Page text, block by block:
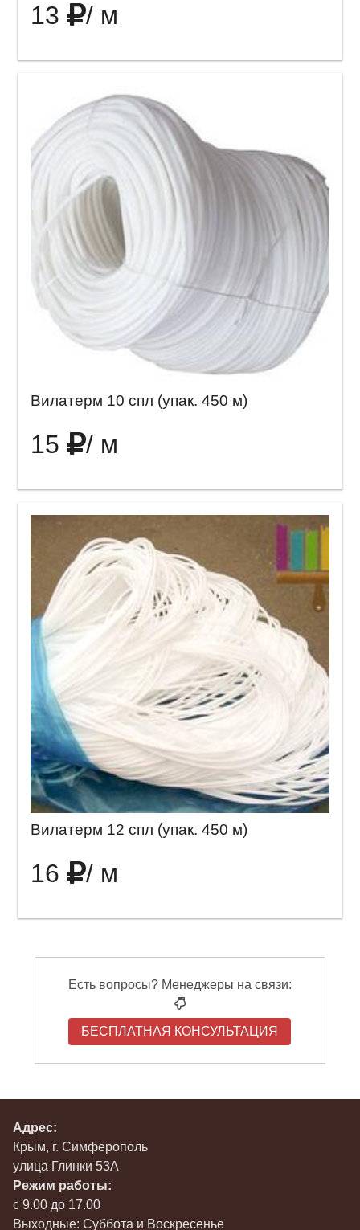
13 / м
Вилатерм 10 спл (упак. 450 м)
15 / м
Вилатерм 12 спл (упак. 450 м)
16 / м
Есть вопросы? Менеджеры на связи:
БЕСПЛАТНАЯ КОНСУЛЬТАЦИЯ
Адрес:
Крым, г. Симферополь
улица Глинки 53А
Режим работы:
с 9.00 до 17.00
Выходные: Суббота и Воскресенье